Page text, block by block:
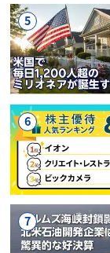
5
6
7